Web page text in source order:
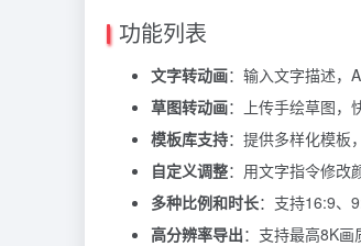
功能列表
文字转动画：输入文字描述，
草图转动画：上传手绘草图，
模板库支持：提供多样化模板
自定义调整：用文字指令修改
多种比例和时长：支持16:9、
高分辨率导出：支持最高8K画